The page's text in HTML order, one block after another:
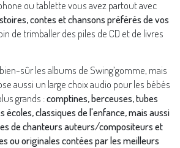
ou tablette vous avez partout avec
contes et chansons préférés de vos
de trimballer des piles de CD et de livres
sûr les albums de Swing’gomme, mais
aussi un large choix audio pour les bébés
grands :comptines, berceuses, tubes
écoles, classiques de l'enfance, mais aussi
de chanteurs auteurs/compositeurs et
ou originales contées par les meilleurs